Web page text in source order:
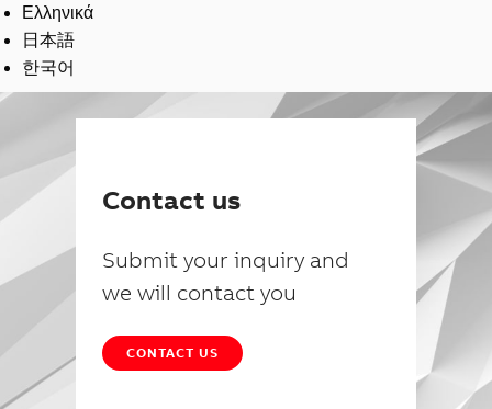
Ελληνικά
日本語
한국어
Contact us
Submit your inquiry and
we will contact you
CONTACT US